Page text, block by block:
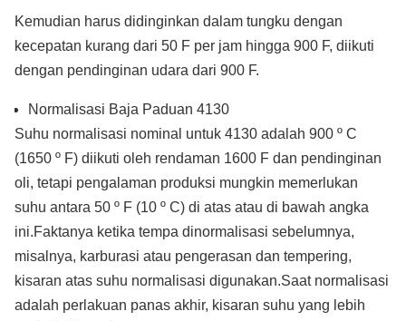
Kemudian harus didinginkan dalam tungku dengan
kecepatan kurang dari 50 F per jam hingga 900 F, diikuti
dengan pendinginan udara dari 900 F.
Normalisasi Baja Paduan 4130
Suhu normalisasi nominal untuk 4130 adalah 900 º C
(1650 º F) diikuti oleh rendaman 1600 F dan pendinginan
oli, tetapi pengalaman produksi mungkin memerlukan
suhu antara 50 º F (10 º C) di atas atau di bawah angka
ini.Faktanya ketika tempa dinormalisasi sebelumnya,
misalnya, karburasi atau pengerasan dan tempering,
kisaran atas suhu normalisasi digunakan.Saat normalisasi
adalah perlakuan panas akhir, kisaran suhu yang lebih